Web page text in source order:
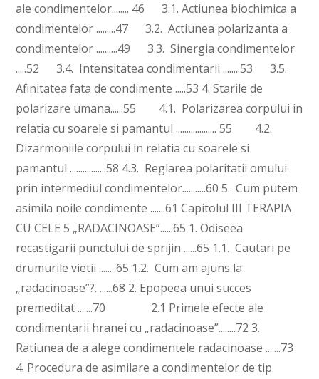
ale condimentelor........ 46 3.1. Actiunea biochimica a
condimentelor .........47 3.2. Actiunea polarizanta a
condimentelor ..........49 3.3. Sinergia condimentelor
.....52 3.4. Intensitatea condimentarii ........53 3.5.
Afinitatea fata de condimente .....53 4. Starile de
polarizare umana......55 4.1. Polarizarea corpului in
relatia cu soarele si pamantul ................... 55 4.2.
Dizarmoniile corpului in relatia cu soarele si
pamantul .................58 4.3. Reglarea polaritatii omului
prin intermediul condimentelor...........60 5. Cum putem
asimila noile condimente .......61 Capitolul III TERAPIA
CU CELE 5 „RADACINOASE”......65 1. Odiseea
recastigarii punctului de sprijin ......65 1.1. Cautari pe
drumurile vietii ........65 1.2. Cum am ajuns la
„radacinoase”?. ......68 2. Epopeea unui succes
premeditat .......70 2.1 Primele efecte ale
condimentarii hranei cu „radacinoase”........72 3.
Ratiunea de a alege condimentele radacinoase .......73
4. Procedura de asimilare a condimentelor de tip